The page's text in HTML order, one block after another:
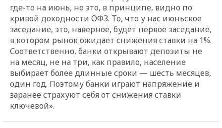
где-то на июнь, но это, в принципе, видно по
кривой доходности ОФЗ. То, что у нас июньское
заседание, это, наверное, будет первое заседание,
в котором рынок ожидает снижения ставки на 1%.
Соответственно, банки открывают депозиты не
на месяц, не на три, как правило, население
выбирает более длинные сроки — шесть месяцев,
один год. Поэтому банки играют напряжение и
заранее страхуют себя от снижения ставки
ключевой».